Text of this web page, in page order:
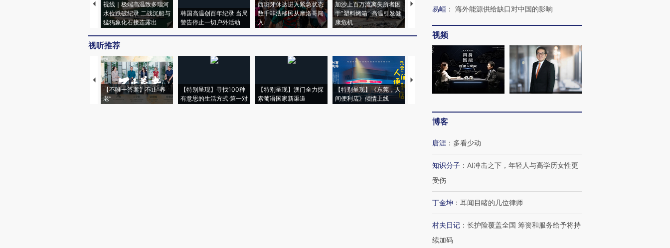
视线｜极端高温致多瑙河
水位跌破纪录 二战沉船与
猛犸象化石接连露出
韩国高温创百年纪录 当局
警告停止一切户外活动
西班牙休达进入紧急状态
数千非法移民从摩洛哥闯
入
加沙上百万流离失所者困
于“塑料烤箱” 高温引发健
康危机
视线｜HYROX的吸金
术：是什么让中产们甘
马航飞行员跨国走私7万
粒摇头丸 尿检体内含3种
视听推荐
【不唯一答案】不止“养
老”
【特别呈现】寻找100种
有意思的生活方式·第一对
【特别呈现】澳门全力探
索葡语国家新渠道
【特别呈现】《东莞，人
间便利店》倾情上线
【推广】走进第四届链博
会，让数智科技“链”接产
【特别呈现】寻找100种
【商旅对话】华住集团
CFO：不靠规模取胜，华
易峘 ： 海外能源供给缺口对中国的影响
视频
博客
唐涯 ： 多看少动
知识分子 ： AI冲击之下，年轻人与高学历女性更
受伤
丁金坤 ： 耳闻目睹的几位律师
村夫日记 ： 长护险覆盖全国 筹资和服务给予将持
续加码